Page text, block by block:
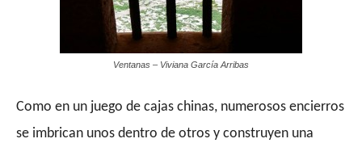
Ventanas – Viviana García Arribas
Como en un juego de cajas chinas, numerosos encierros
se imbrican unos dentro de otros y construyen una